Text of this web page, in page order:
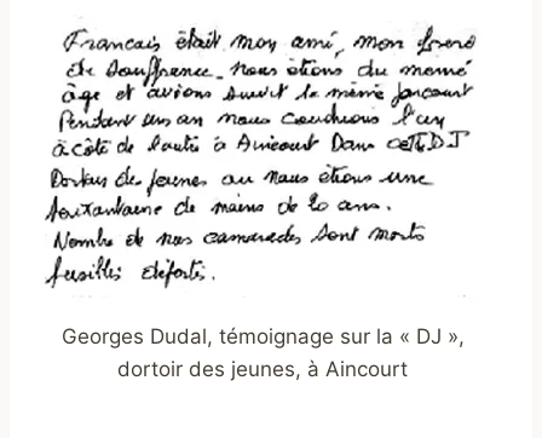
Georges Dudal, témoignage sur la « DJ »,
dortoir des jeunes, à Aincourt